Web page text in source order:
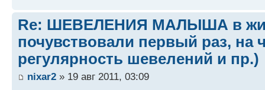
Re: ШЕВЕЛЕНИЯ МАЛЫША в
почувствовали первый раз, на
регулярность шевелений и пр.)
nixar2 » 19 авг 2011, 03:09